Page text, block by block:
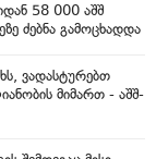
58 000 აშშ
ძებნა გამოცხადდა
ვადასტურებთ
მიმართ - აშშ-